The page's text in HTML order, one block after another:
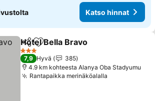
Katso hinnat
Jaa Lisää suosikkeihin
Hotel Bella Bravo
3 Tähtiluokitus
7,9 Hyvä
385
4.9 km kohteesta Alanya Oba Stadyumu
Rantapaikka merinäköalalla